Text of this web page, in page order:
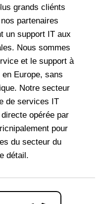
grands cliénts
partenaires
un support IT aux
Nous sommes
et le support à
Europe, sans
Notre secteur
de services IT
opérée par
pour
du secteur du
détail.